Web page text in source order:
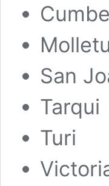
Cumbe
San
Tarqui
Turi